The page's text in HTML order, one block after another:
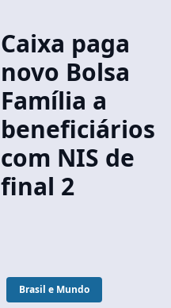
Caixa paga
novo Bolsa
Família a
beneficiários
com NIS de
final 2
Brasil e Mundo